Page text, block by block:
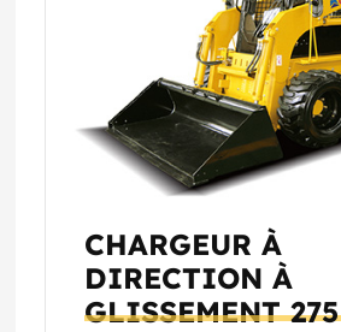
CHARGEUR À
DIRECTION À
GLISSEMENT275